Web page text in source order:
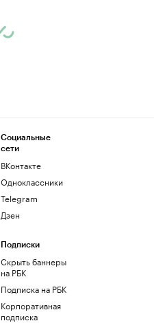
Социальные
сети
ВКонтакте
Одноклассники
Telegram
Дзен
Подписки
Скрыть баннеры
на РБК
Подписка на РБК
Корпоративная
подписка